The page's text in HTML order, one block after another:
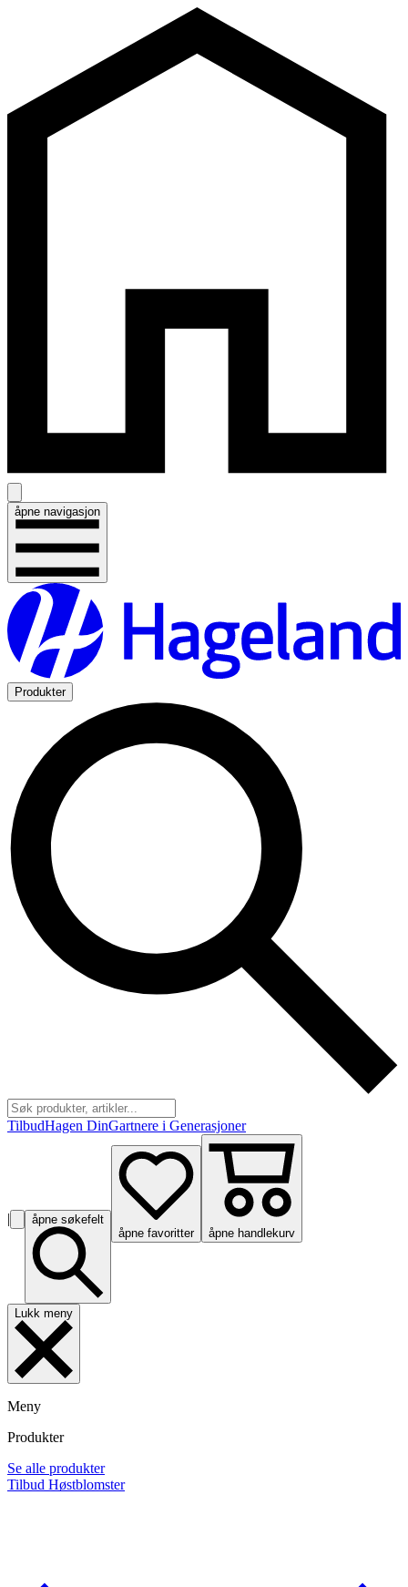
åpne navigasjon
Produkter
TilbudHagen DinGartnere i Generasjoner
|
åpne søkefelt
åpne favoritter
åpne handlekurv
Lukk meny
Meny
Produkter
Se alle produkter
Tilbud Høstblomster